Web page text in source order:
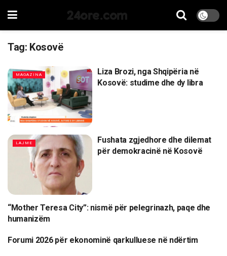
24ore.com
Tag: Kosovë
MAGAZINA
Liza Brozi, nga Shqipëria në
Kosovë: studime dhe dy libra
LAJME
Fushata zgjedhore dhe dilemat
për demokracinë në Kosovë
LAJME
“Mother Teresa City”: nismë për pelegrinazh, paqe dhe
humanizëm
LAJME
Forumi 2026 për ekonominë qarkulluese në ndërtim